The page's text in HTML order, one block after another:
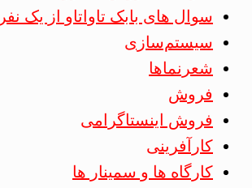
سوال های بابک تاواتاو از یک نفر
سیستم‌سازی
شعرنماها
فروش
فروش اینستاگرامی
کارآفرینی
کارگاه ها و سمینار ها